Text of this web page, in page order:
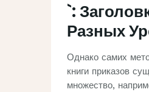
`:
Разных
Однако самих
книги приказов
множество,